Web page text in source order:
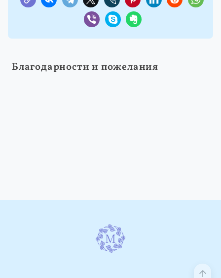
Благодарности и пожелания